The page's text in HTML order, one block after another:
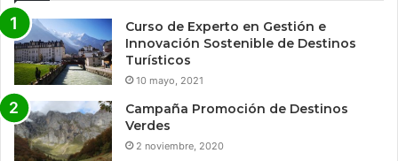
Curso de Experto en Gestión e
Innovación Sostenible de Destinos
Turísticos
10 mayo, 2021
Campaña Promoción de Destinos
Verdes
2 noviembre, 2020